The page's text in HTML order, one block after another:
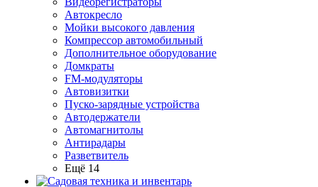
Автокресло
Мойки высокого давления
Компрессор автомобильный
Дополнительное оборудование
Домкраты
FM-модуляторы
Автовизитки
Пуско-зарядные устройства
Автодержатели
Автомагнитолы
Антирадары
Разветвитель
Ещё 14